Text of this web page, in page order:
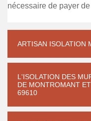
nécessaire de payer
ARTISAN ISOLATION
L'ISOLATION DES
DE MONTROMANT
69610